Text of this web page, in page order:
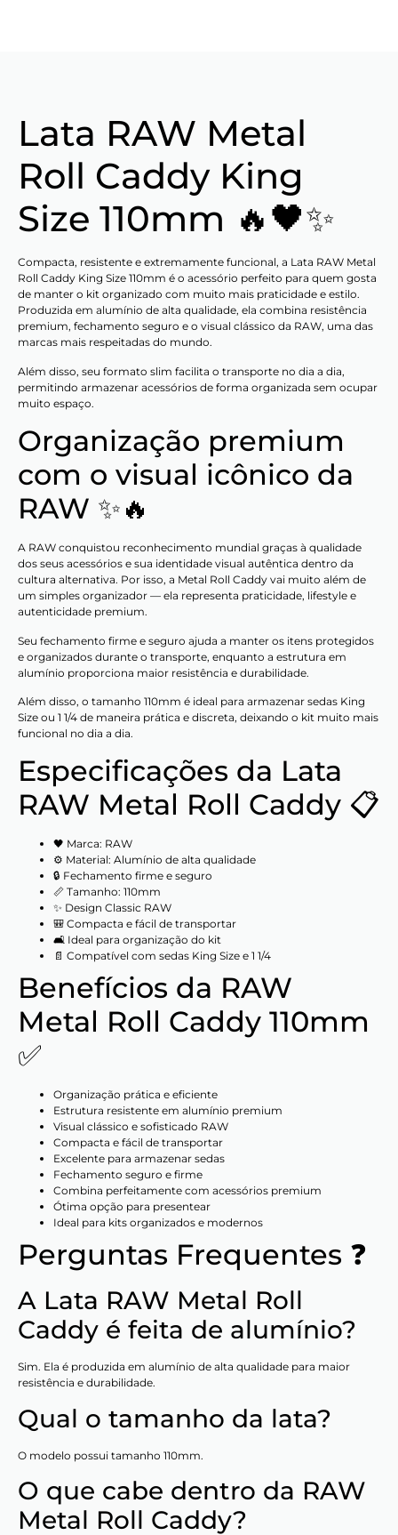
Lata RAW Metal
Roll Caddy King
Size 110mm 🔥🖤✨
Compacta, resistente e extremamente funcional, a Lata RAW Metal
Roll Caddy King Size 110mm é o acessório perfeito para quem gosta
de manter o kit organizado com muito mais praticidade e estilo.
Produzida em alumínio de alta qualidade, ela combina resistência
premium, fechamento seguro e o visual clássico da RAW, uma das
marcas mais respeitadas do mundo.
Além disso, seu formato slim facilita o transporte no dia a dia,
permitindo armazenar acessórios de forma organizada sem ocupar
muito espaço.
Organização premium
com o visual icônico da
RAW ✨🔥
A RAW conquistou reconhecimento mundial graças à qualidade
dos seus acessórios e sua identidade visual autêntica dentro da
cultura alternativa. Por isso, a Metal Roll Caddy vai muito além de
um simples organizador — ela representa praticidade, lifestyle e
autenticidade premium.
Seu fechamento firme e seguro ajuda a manter os itens protegidos
e organizados durante o transporte, enquanto a estrutura em
alumínio proporciona maior resistência e durabilidade.
Além disso, o tamanho 110mm é ideal para armazenar sedas King
Size ou 1 1/4 de maneira prática e discreta, deixando o kit muito mais
funcional no dia a dia.
Especificações da Lata
RAW Metal Roll Caddy 📋
🖤 Marca: RAW
⚙️ Material: Alumínio de alta qualidade
🔒 Fechamento firme e seguro
📏 Tamanho: 110mm
✨ Design Classic RAW
🎒 Compacta e fácil de transportar
🛋️ Ideal para organização do kit
📄 Compatível com sedas King Size e 1 1/4
Benefícios da RAW
Metal Roll Caddy 110mm
✅
Organização prática e eficiente
Estrutura resistente em alumínio premium
Visual clássico e sofisticado RAW
Compacta e fácil de transportar
Excelente para armazenar sedas
Fechamento seguro e firme
Combina perfeitamente com acessórios premium
Ótima opção para presentear
Ideal para kits organizados e modernos
Perguntas Frequentes ❓
A Lata RAW Metal Roll
Caddy é feita de alumínio?
Sim. Ela é produzida em alumínio de alta qualidade para maior
resistência e durabilidade.
Qual o tamanho da lata?
O modelo possui tamanho 110mm.
O que cabe dentro da RAW
Metal Roll Caddy?